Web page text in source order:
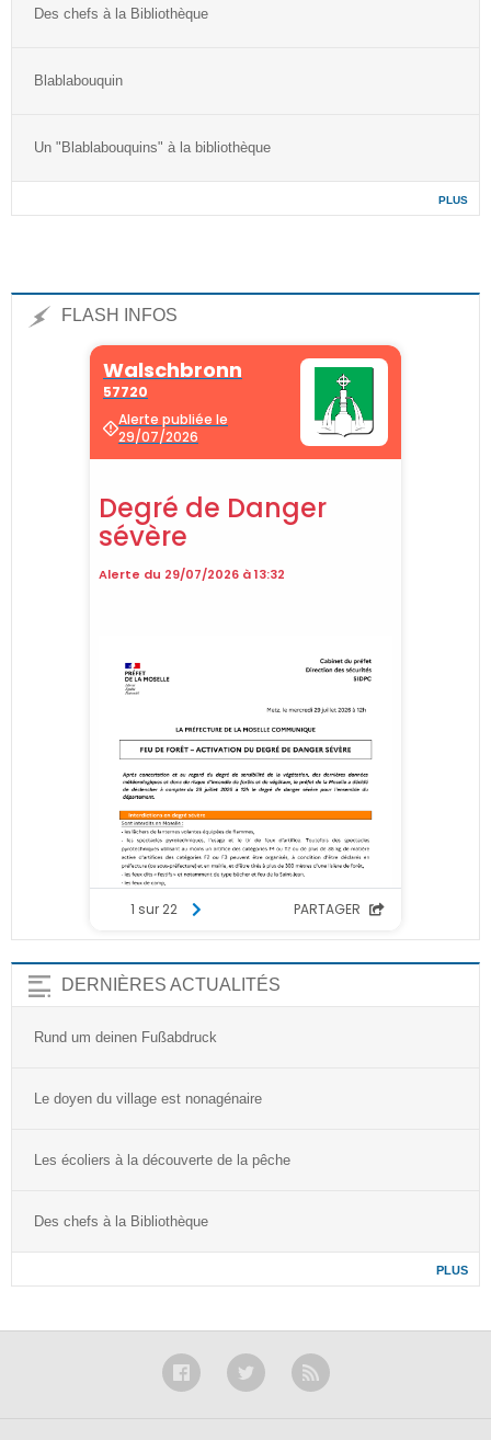
Des chefs à la Bibliothèque
Blablabouquin
Un "Blablabouquins" à la bibliothèque
PLUS
FLASH INFOS
DERNIÈRES ACTUALITÉS
Rund um deinen Fußabdruck
Le doyen du village est nonagénaire
Les écoliers à la découverte de la pêche
Des chefs à la Bibliothèque
PLUS